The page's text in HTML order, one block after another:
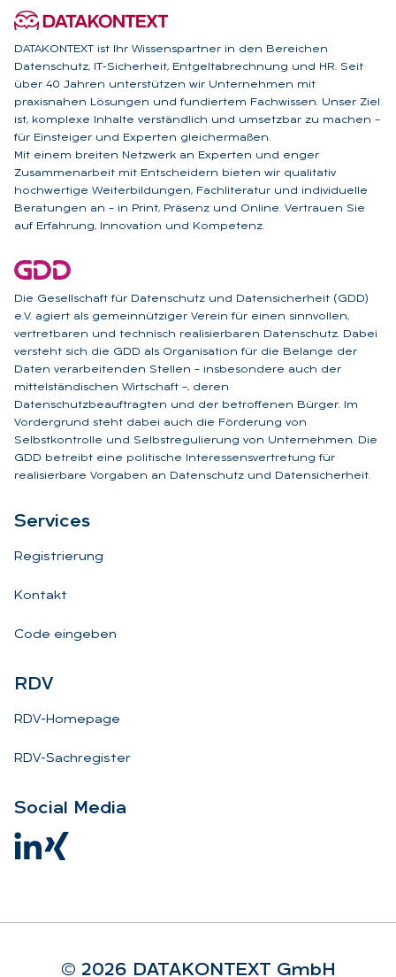
DATAKONTEXT ist Ihr Wissenspartner in den Bereichen
Datenschutz, IT-Sicherheit, Entgeltabrechnung und HR. Seit
über 40 Jahren unterstützen wir Unternehmen mit
praxisnahen Lösungen und fundiertem Fachwissen. Unser Ziel
ist, komplexe Inhalte verständlich und umsetzbar zu machen –
für Einsteiger und Experten gleichermaßen.
Mit einem breiten Netzwerk an Experten und enger
Zusammenarbeit mit Entscheidern bieten wir qualitativ
hochwertige Weiterbildungen, Fachliteratur und individuelle
Beratungen an – in Print, Präsenz und Online. Vertrauen Sie
auf Erfahrung, Innovation und Kompetenz.
Die Gesellschaft für Datenschutz und Datensicherheit (GDD)
e.V. agiert als gemeinnütziger Verein für einen sinnvollen,
vertretbaren und technisch realisierbaren Datenschutz. Dabei
versteht sich die GDD als Organisation für die Belange der
Daten verarbeitenden Stellen – insbesondere auch der
mittelständischen Wirtschaft –, deren
Datenschutzbeauftragten und der betroffenen Bürger. Im
Vordergrund steht dabei auch die Förderung von
Selbstkontrolle und Selbstregulierung von Unternehmen. Die
GDD betreibt eine politische Interessensvertretung für
realisierbare Vorgaben an Datenschutz und Datensicherheit.
Ser­vices
Registrierung
Kontakt
Code eingeben
RDV
RDV-Homepage
RDV-Sachregister
So­ci­al Me­dia
© 2026 DA­TA­KON­TEXT GmbH